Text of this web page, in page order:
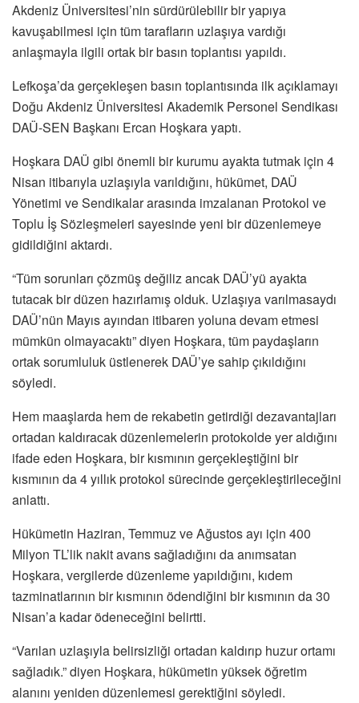
Akdeniz Üniversitesi’nin sürdürülebilir bir yapıya
kavuşabilmesi için tüm tarafların uzlaşıya vardığı
anlaşmayla ilgili ortak bir basın toplantısı yapıldı.
Lefkoşa’da gerçekleşen basın toplantısında ilk açıklamayı
Doğu Akdeniz Üniversitesi Akademik Personel Sendikası
DAÜ-SEN Başkanı Ercan Hoşkara yaptı.
Hoşkara DAÜ gibi önemli bir kurumu ayakta tutmak için 4
Nisan itibarıyla uzlaşıyla varıldığını, hükümet, DAÜ
Yönetimi ve Sendikalar arasında imzalanan Protokol ve
Toplu İş Sözleşmeleri sayesinde yeni bir düzenlemeye
gidildiğini aktardı.
“Tüm sorunları çözmüş değiliz ancak DAÜ’yü ayakta
tutacak bir düzen hazırlamış olduk. Uzlaşıya varılmasaydı
DAÜ’nün Mayıs ayından itibaren yoluna devam etmesi
mümkün olmayacaktı” diyen Hoşkara, tüm paydaşların
ortak sorumluluk üstlenerek DAÜ’ye sahip çıkıldığını
söyledi.
Hem maaşlarda hem de rekabetin getirdiği dezavantajları
ortadan kaldıracak düzenlemelerin protokolde yer aldığını
ifade eden Hoşkara, bir kısmının gerçekleştiğini bir
kısmının da 4 yıllık protokol sürecinde gerçekleştirileceğini
anlattı.
Hükümetin Haziran, Temmuz ve Ağustos ayı için 400
Milyon TL’lik nakit avans sağladığını da anımsatan
Hoşkara, vergilerde düzenleme yapıldığını, kıdem
tazminatlarının bir kısmının ödendiğini bir kısmının da 30
Nisan’a kadar ödeneceğini belirtti.
“Varılan uzlaşıyla belirsizliği ortadan kaldırıp huzur ortamı
sağladık.” diyen Hoşkara, hükümetin yüksek öğretim
alanını yeniden düzenlemesi gerektiğini söyledi.